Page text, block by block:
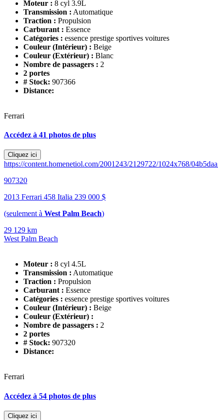
Moteur : 8 cyl 3.9L
Transmission : Automatique
Traction : Propulsion
Carburant : Essence
Catégories : essence prestige sportives voitures
Couleur (Intérieur) : Beige
Couleur (Extérieur) : Blanc
Nombre de passagers : 2
2 portes
# Stock: 907366
Distance:
Ferrari
Accédez à 41 photos de plus
Cliquez ici
https://content.homenetiol.com/2001243/2129722/1024x768/
907320
2013 Ferrari 458 Italia 239 000 $
(seulement à West Palm Beach)
29 129 km
West Palm Beach
Moteur : 8 cyl 4.5L
Transmission : Automatique
Traction : Propulsion
Carburant : Essence
Catégories : essence prestige sportives voitures
Couleur (Intérieur) : Beige
Couleur (Extérieur) :
Nombre de passagers : 2
2 portes
# Stock: 907320
Distance:
Ferrari
Accédez à 54 photos de plus
Cliquez ici